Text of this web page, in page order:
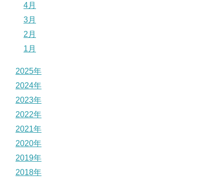
4月
3月
2月
1月
2025年
2024年
2023年
2022年
2021年
2020年
2019年
2018年